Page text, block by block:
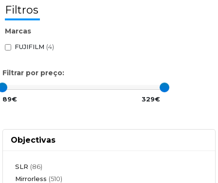
Filtros
Marcas
FUJIFILM (4)
Filtrar por preço:
89€ 329€
Objectivas
SLR (86)
Mirrorless (510)